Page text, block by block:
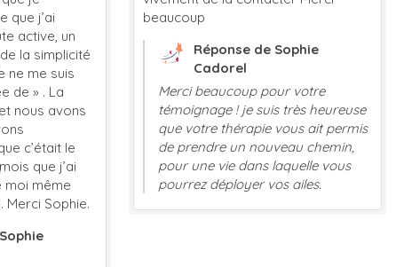
j’ai
un
simplicité
suis
» . La
avons
le
que j’ai
même
Sophie.
beaucoup
Réponse de Sophie
Cadorel
Merci beaucoup pour votre
témoignage ! je suis très heureuse
que votre thérapie vous ait permis
de prendre un nouveau chemin,
pour une vie dans laquelle vous
pourrez déployer vos ailes.